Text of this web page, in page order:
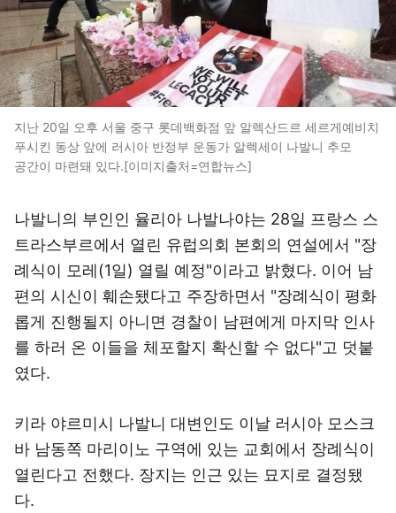
지난 20일 오후 서울 중구 롯데백화점 앞 알렉산드르 세르게예비치
푸시킨 동상 앞에 러시아 반정부 운동가 알렉세이 나발니 추모
공간이 마련돼 있다.[이미지출처=연합뉴스]
나발니의 부인인 율리아 나발나야는 28일 프랑스 스
트라스부르에서 열린 유럽의회 본회의 연설에서 "장
례식이 모레(1일) 열릴 예정"이라고 밝혔다. 이어 남
편의 시신이 훼손됐다고 주장하면서 "장례식이 평화
롭게 진행될지 아니면 경찰이 남편에게 마지막 인사
를 하러 온 이들을 체포할지 확신할 수 없다"고 덧붙
였다.
키라 야르미시 나발니 대변인도 이날 러시아 모스크
바 남동쪽 마리이노 구역에 있는 교회에서 장례식이
열린다고 전했다. 장지는 인근 있는 묘지로 결정됐
다.